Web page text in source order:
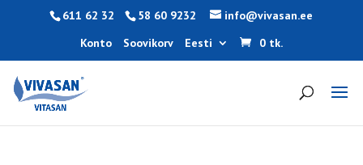
611 62 32 58 60 9232
info@vivasan.ee
Konto
Soovikorv Eesti 0 tk.